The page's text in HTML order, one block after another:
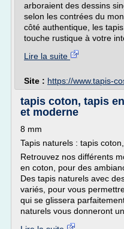
arboraient des dessins
selon les contrées du
côté authentique, les
touche rustique à votre
Lire la suite
Site : https://www.tapis-
tapis coton, tapis
et moderne
8 mm
Tapis naturels : tapis
Retrouvez nos différents
en coton, pour des
Des tapis naturels avec
variés, pour vous
qui se glissera
naturels vous donneront